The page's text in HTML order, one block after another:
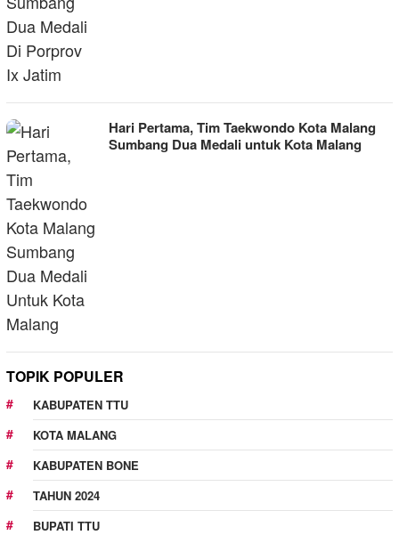
Hari Pertama, Tim Taekwondo Kota Malang
Sumbang Dua Medali untuk Kota Malang
TOPIK POPULER
KABUPATEN TTU
KOTA MALANG
KABUPATEN BONE
TAHUN 2024
BUPATI TTU